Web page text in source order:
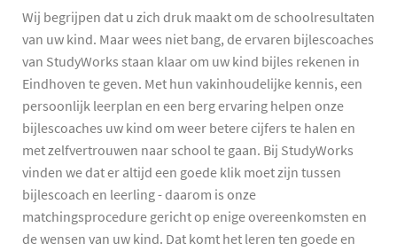
Wij begrijpen dat u zich druk maakt om de schoolresultaten
van uw kind. Maar wees niet bang, de ervaren bijlescoaches
van StudyWorks staan klaar om uw kind bijles rekenen in
Eindhoven te geven. Met hun vakinhoudelijke kennis, een
persoonlijk leerplan en een berg ervaring helpen onze
bijlescoaches uw kind om weer betere cijfers te halen en
met zelfvertrouwen naar school te gaan. Bij StudyWorks
vinden we dat er altijd een goede klik moet zijn tussen
bijlescoach en leerling - daarom is onze
matchingsprocedure gericht op enige overeenkomsten en
de wensen van uw kind. Dat komt het leren ten goede en